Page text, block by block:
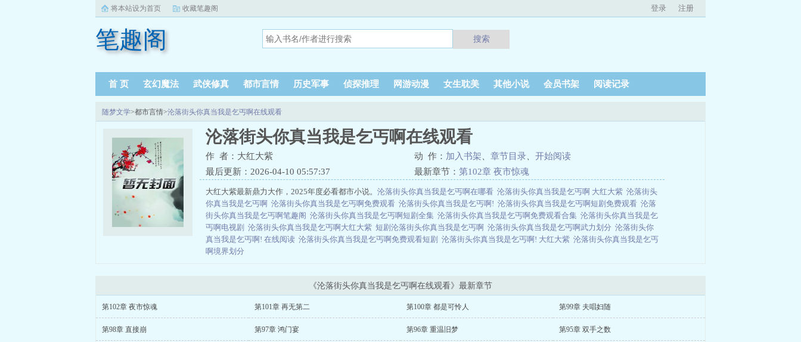
将本站设为首页 收藏笔趣阁 登录 注册
笔趣阁 搜索
首 页 玄幻魔法 武侠修真 都市言情 历史军事 侦探推理 网游动漫 女生耽美 其他小说 会员书架 阅读记录
随梦文学>都市言情>沦落街头你真当我是乞丐啊在线观看
沦落街头你真当我是乞丐啊在线观看
作 者：大红大紫 动 作： 加入书架 章节目录
开始阅读
最后更新：2026-04-10 05:57:37
最新章节： 第102章 夜市惊魂
大红大紫最新鼎力大作，2025年度必看都市小说。 沦落街头你真当我是乞丐啊在哪看 沦落街头你真当我是乞丐啊 大红大紫 沦落街头
你真当我是乞丐啊 沦落街头你真当我是乞丐啊免费观看 沦落街头你真当我是乞丐啊! 沦落街头你真当我是乞丐啊短剧免费观看 沦落
街头你真当我是乞丐啊笔趣阁 沦落街头你真当我是乞丐啊短剧全集 沦落街头你真当我是乞丐啊免费观看合集 沦落街头你真当我是乞
丐啊电视剧 沦落街头你真当我是乞丐啊大红大紫 短剧沦落街头你真当我是乞丐啊 沦落街头你真当我是乞丐啊武力划分 沦落街头你
真当我是乞丐啊! 在线阅读 沦落街头你真当我是乞丐啊免费观看短剧 沦落街头你真当我是乞丐啊! 大红大紫 沦落街头你真当我是乞丐
啊境界划分
《沦落街头你真当我是乞丐啊在线观看》最新章节
第102章 夜市惊魂 第101章 再无第二 第100章 都是可怜人 第99章 夫唱妇随
第98章 直接崩 第97章 鸿门宴 第96章 重温旧梦 第95章 双手之数